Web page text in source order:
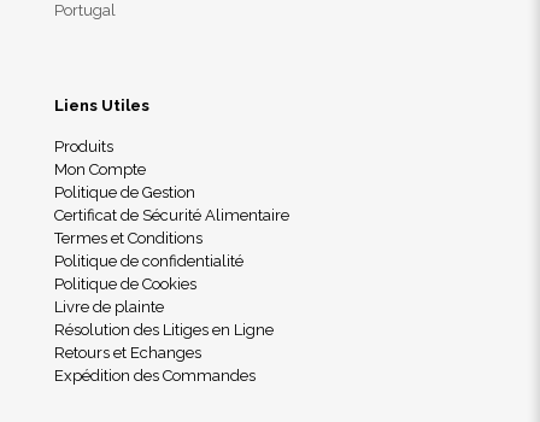
Portugal
Liens Utiles
Produits
Mon Compte
Politique de Gestion
Certificat de Sécurité Alimentaire
Termes et Conditions
Politique de confidentialité
Politique de Cookies
Livre de plainte
Résolution des Litiges en Ligne
Retours et Echanges
Expédition des Commandes